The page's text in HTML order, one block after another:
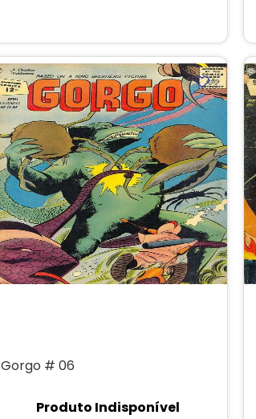
Gorgo # 06
Produto Indisponível